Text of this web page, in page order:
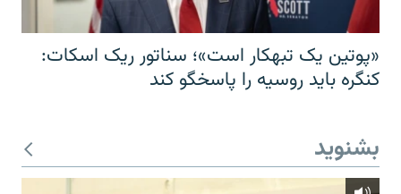
«پوتین یک تبهکار است»؛ سناتور ریک اسکات:
کنگره باید روسیه را پاسخگو کند
بشنوید